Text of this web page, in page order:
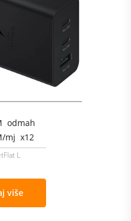
odmah
mj x12
L
više